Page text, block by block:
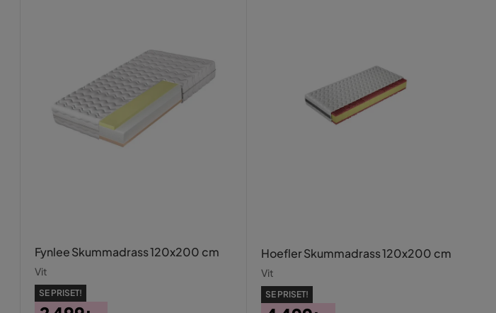
Fynlee Skummadrass 120x200 cm
Vit
SE PRISET!
Hoefler Skummadrass 120x200 cm
Vit
SE PRISET!